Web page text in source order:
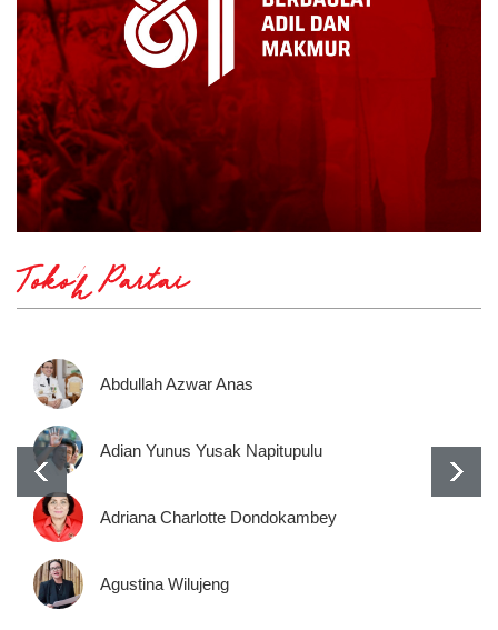
Tokoh Partai
Abdullah Azwar Anas
Adian Yunus Yusak Napitupulu
Adriana Charlotte Dondokambey
Agustina Wilujeng